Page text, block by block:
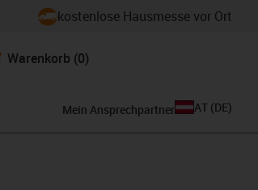
kostenlose Hausmesse vor Ort
Warenkorb (0)
Mein Ansprechpartner AT (DE)